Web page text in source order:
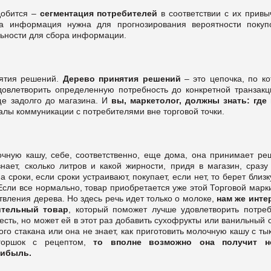
– сегментация потребителей в соответствии с их
информация нужна для прогнозирования вероятности
для сбора информации.
решений. Дерево принятия решений – это цепочка, по
определенную потребность до конкретной
задолго до магазина. И вы, маркетолог, должны знать: где
коммуникации с потребителями вне торговой точки.
кашу, себе, соответственно, еще дома, она принимает
сколько литров и какой жирности, придя в магазин,
если сроки устраивают, покупает, если нет, то берет
все нормально, товар приобретается уже этой Торговой
дерева. Но здесь речь идет только о молоке, нам же
товар , который поможет лучше удовлетворить
но может ей в этот раз добавить сухофрукты или ванильный
стакана или она не знает, как приготовить молочную кашу с
с рецептом,то вполне возможно она получит